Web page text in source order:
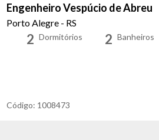
Engenheiro Vespúcio de Abreu
Porto Alegre - RS
2 Dormitórios 2 Banheiros
Código: 1008473